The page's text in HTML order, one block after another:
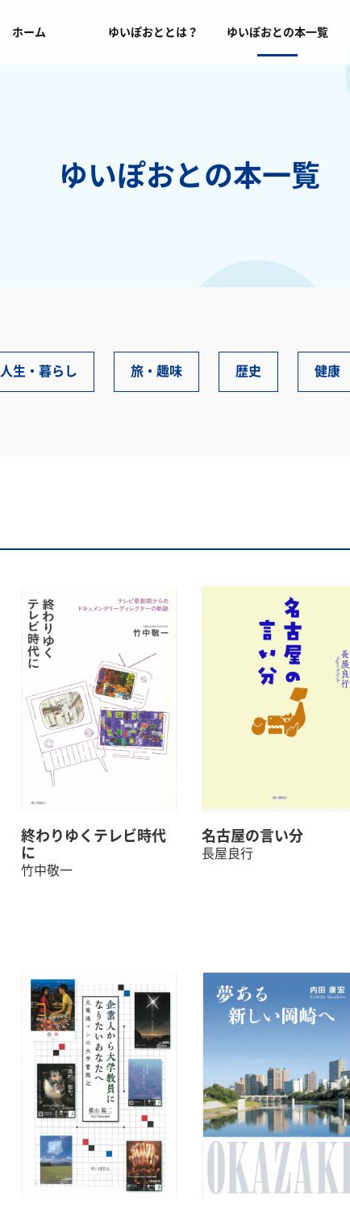
ホーム ゆいぽおととは？ ゆいぽおとの本一覧
ゆいぽおとの本一覧
人生・暮らし 旅・趣味 歴史 健康
終わりゆくテレビ時代
に
竹中敬一
名古屋の言い分
長屋良行